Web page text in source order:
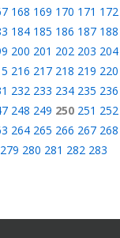
168 169 170 171 172
184 185 186 187 188
200 201 202 203 204
216 217 218 219 220
232 233 234 235 236
248 249 250 251 252
264 265 266 267 268
279 280 281 282 283